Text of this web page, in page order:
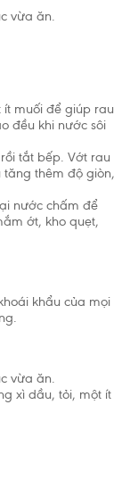
vừa ăn.
ít muối để giúp rau
đều khi nước sôi
tắt bếp. Vớt rau
tăng thêm độ giòn,
nước chấm để
ớt, kho quẹt,
khẩu của mọi
vừa ăn.
xì dầu, tỏi, một ít
cáo nên nuôi con
hoặc dùng thức ăn,
đề khi cho con bú.